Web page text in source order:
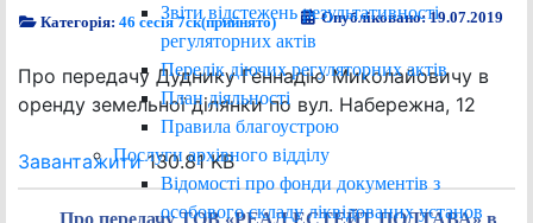
Звіти відстежень результативності
регуляторних актів
Перелік діючих регуляторних актів
План діяльності
Правила благоустрою
Послуги архівного відділу
Відомості про фонди документів з
особового складу ліквідованих установ
Категорія:46 сесія 7ск(прийнято) Опубліковано: 19.07.2019
Про передачу Дуднику Геннадію Миколайовичу в
оренду земельної ділянки по вул. Набережна, 12
Завантажити130.81 KB
Про передачу ТОВ «РЕАЛ ЕСТЕЙТ ПОЛТАВА» в